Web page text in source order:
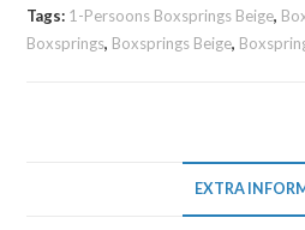
Tags: 1-Persoons Boxsprings Beige,
Boxsprings, Boxsprings Beige,
EXTRA